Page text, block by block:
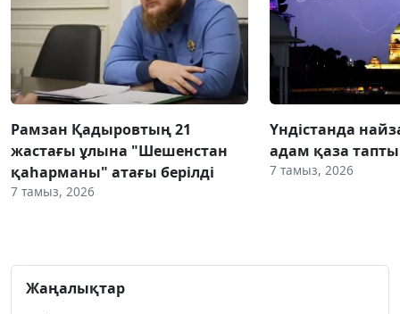
Рамзан Қадыровтың 21
жастағы ұлына "Шешенстан
қаһарманы" атағы берілді
7 тамыз, 2026
Үндістанда
адам қаза тапты
7 тамыз, 2026
Жаңалықтар